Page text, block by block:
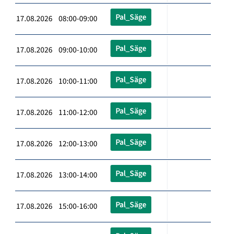
17.08.2026 08:00-09:00 Pal_Säge
17.08.2026 09:00-10:00 Pal_Säge
17.08.2026 10:00-11:00 Pal_Säge
17.08.2026 11:00-12:00 Pal_Säge
17.08.2026 12:00-13:00 Pal_Säge
17.08.2026 13:00-14:00 Pal_Säge
17.08.2026 15:00-16:00 Pal_Säge